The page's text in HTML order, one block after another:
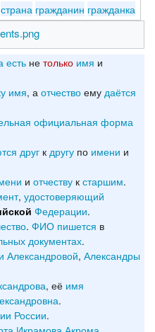
страна гражданин гражданка
есть нетолько имя и
имя, аотчество ему даётся
официальная форма
друг к другу по имени и
иотчеству кстаршим.
,удостоверяющий
Федерации.
.ФИО пишется в
документах.
Александровой,Александры
, её имя
.
России.